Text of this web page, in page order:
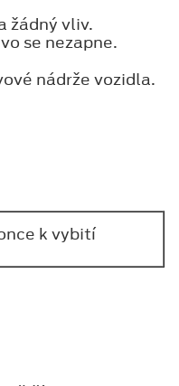
žádný vliv.
se nezapne.
nádrže vozidla.
k vybití